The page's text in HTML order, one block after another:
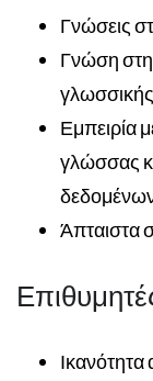
Γνώσεις
Γνώση
Εμπειρία
γλώσσας
Άπταιστα
Ικανότητα